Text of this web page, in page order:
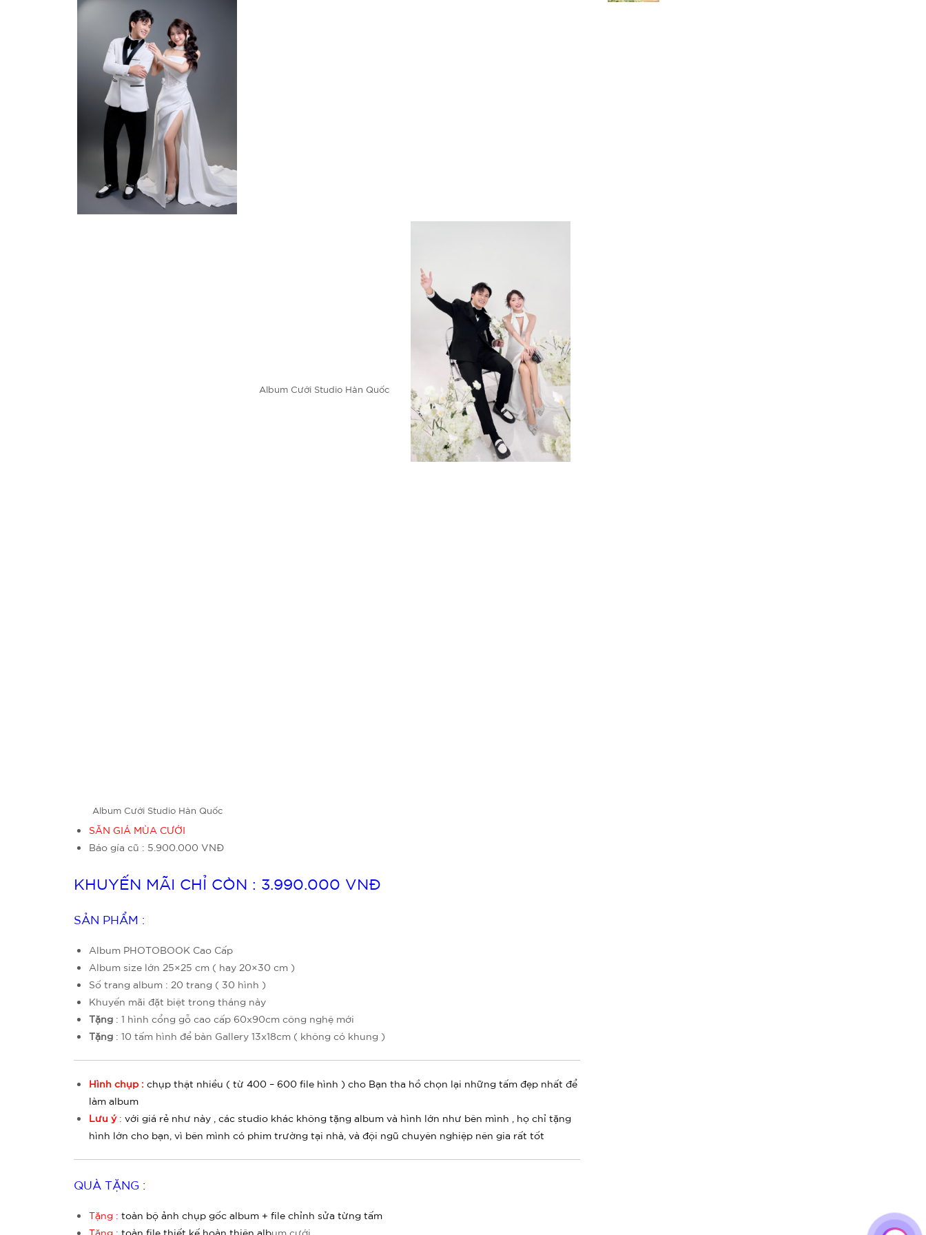
Album Cưới Studio Hàn Quốc
Album Cưới Studio Hàn Quốc
SĂN GIÁ MÙA CƯỚI
Báo gía cũ : 5.900.000 VNĐ
KHUYẾN MÃI CHỈ CÒN : 3.990.000 VNĐ
SẢN PHẨM :
Album PHOTOBOOK Cao Cấp
Album size lớn 25×25 cm ( hay 20×30 cm )
Số trang album : 20 trang ( 30 hình )
Khuyến mãi đặt biệt trong tháng này
Tặng: 1 hình cổng gỗ cao cấp 60x90cm công nghệ mới
Tặng: 10 tấm hình để bàn Gallery13x18cm ( không có khung )
Hình chụp : chụp thật nhiều ( từ 400 – 600 file hình ) cho Bạn tha hồ chọn lại những tấm đẹp nhất để
làm album
Lưu ý: với giá rẻ như này , các studio khác không tặng album và hình lớn như bên mình , họ chỉ tặng
hình lớn cho bạn, vì bên mình có phim trường tại nhà, và đội ngũ chuyên nghiệp nên gia rất tốt
QUÀ TẶNG :
Tặng : toàn bộ ảnh chụp gốc album+ file chỉnh sửa từng tấm